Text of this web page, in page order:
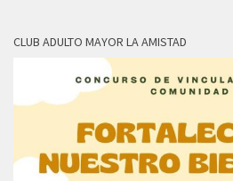
CLUB ADULTO MAYOR LA AMISTAD